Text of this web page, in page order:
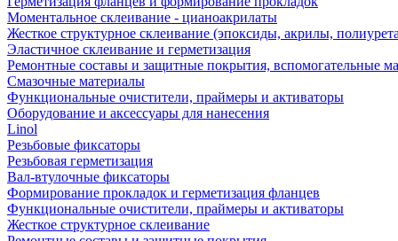
Моментальное склеивание - цианоакрилаты
Жесткое структурное склеивание (эпоксиды, акрилы,
Эластичное склеивание и герметизация
Ремонтные составы и защитные покрытия, вспомогательные
Смазочные материалы
Функциональные очистители, праймеры и активаторы
Оборудование и аксессуары для нанесения
Linol
Резьбовые фиксаторы
Резьбовая герметизация
Вал-втулочные фиксаторы
Формирование прокладок и герметизация фланцев
Функциональные очистители, праймеры и активаторы
Жесткое структурное склеивание